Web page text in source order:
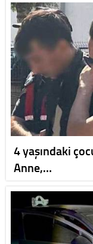
4 yaşındaki
Anne,…